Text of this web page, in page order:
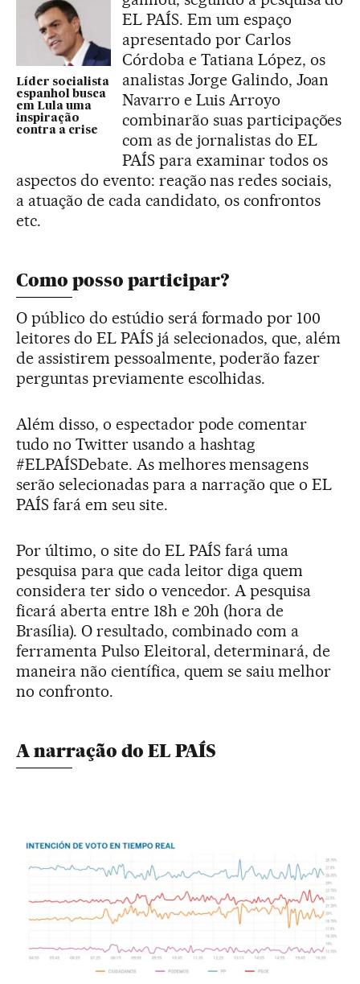
Líder socialista
espanhol busca
em Lula uma
inspiração
contra a crise
EL PAÍS. Em um espaço
apresentado por Carlos
Córdoba e Tatiana López, os
analistas Jorge Galindo, Joan
Navarro e Luis Arroyo
combinarão suas participações
com as de jornalistas do EL
PAÍS para examinar todos os
aspectos do evento: reação nas redes sociais,
a atuação de cada candidato, os confrontos
etc.
Como posso participar?
O público do estúdio será formado por 100
leitores do EL PAÍS já selecionados, que, além
de assistirem pessoalmente, poderão fazer
perguntas previamente escolhidas.
Além disso, o espectador pode comentar
tudo no Twitter usando a hashtag
#ELPAÍSDebate. As melhores mensagens
serão selecionadas para a narração que o EL
PAÍS fará em seu site.
Por último, o site do EL PAÍS fará uma
pesquisa para que cada leitor diga quem
considera ter sido o vencedor. A pesquisa
ficará aberta entre 18h e 20h (hora de
Brasília). O resultado, combinado com a
ferramenta Pulso Eleitoral, determinará, de
maneira não científica, quem se saiu melhor
no confronto.
A narração do EL PAÍS